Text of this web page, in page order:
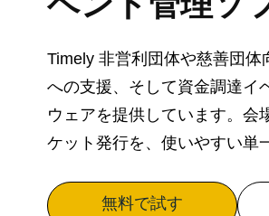
Timely 非営利団体や慈善団
への支援、そして資金調達イ
ウェアを提供しています。会
ケット発行を、使いやすい単
無料で試す